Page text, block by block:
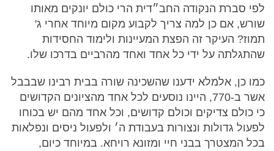
לפי סברת הנקודה החב״דית הרי כולם יונקים מאותו
שורש, אם כן למה צריך לקבוע מקום מיוחד אחרי ג'
תמוז? העיקר זה הפצת המעיינות ולימוד החסידות
שהתגלתה על ידי כל אחד ואחד מהרביים בדרכו שלו.
כמו כן, אלמלא ידענו שהשכינה שורה בבית רבינו שבבבל
אשר ב-770, היינו נוסעים לכל אחד מהציונים הקדושים
כי כולם צדיקים וכולם קדושים, וכל אחד מהם יש בכוחו
לפעול גדולות ונצורות בעבודת ה׳ ולפעול ניסים ונפלאות
בכל המצטרך בבני חיי ומזונא רויחא. במיוחד כיום,